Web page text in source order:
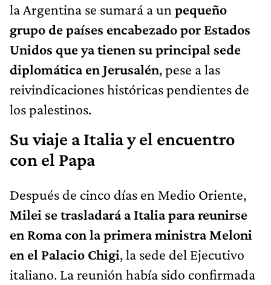
la Argentina se sumará a un pequeño
grupo de países encabezado por Estados
Unidos que ya tienen su principal sede
diplomática en Jerusalén, pese a las
reivindicaciones históricas pendientes de
los palestinos.
Su viaje a Italia y el encuentro
con el Papa
Después de cinco días en Medio Oriente,
Milei se trasladará a Italia para reunirse
en Roma con la primera ministra Meloni
en el Palacio Chigi, la sede del Ejecutivo
italiano. La reunión había sido confirmada